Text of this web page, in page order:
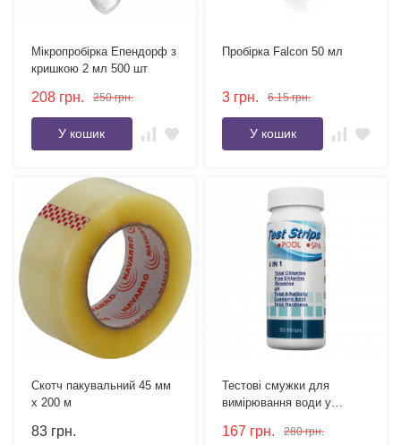
Мікропробірка Епендорф з
кришкою 2 мл 500 шт
208 грн. 250 грн.
У кошик
Пробірка Falcon 50 мл
3 грн. 6.15 грн.
У кошик
Скотч пакувальний 45 мм
х 200 м
83 грн.
Тестові смужки для
вимірювання води у
Cl, pH, Alk, CYA, Total
167 грн. 280 грн.